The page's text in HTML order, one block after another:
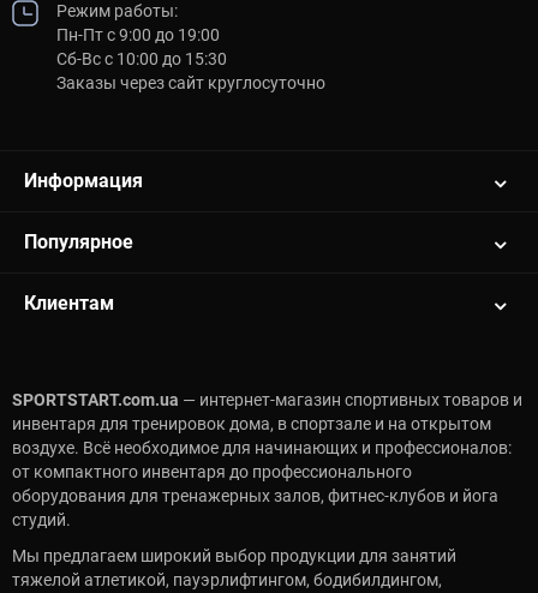
Режим работы:
Пн-Пт с 9:00 до 19:00
Сб-Вс с 10:00 до 15:30
Заказы через сайт круглосуточно
Информация
Популярное
Клиентам
SPORTSTART.com.ua — интернет-магазин спортивных товаров и
инвентаря для тренировок дома, в спортзале и на открытом
воздухе. Всё необходимое для начинающих и профессионалов:
от компактного инвентаря до профессионального
оборудования для тренажерных залов, фитнес-клубов и йога
студий.
Мы предлагаем широкий выбор продукции для занятий
тяжелой атлетикой, пауэрлифтингом, бодибилдингом,